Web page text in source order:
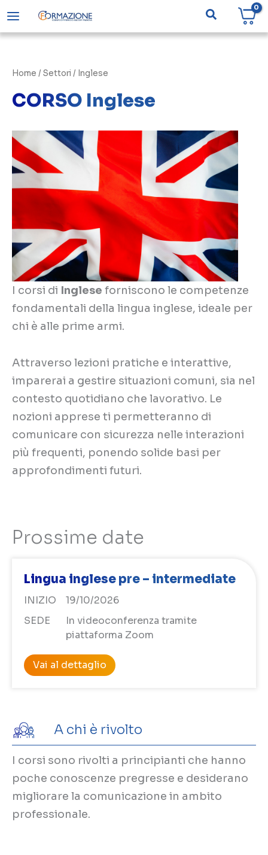
contenuto
Cerca
Home / Settori / Inglese
CORSO Inglese
I corsi di Inglese forniscono le competenze
fondamentali della lingua inglese, ideale per
chi è alle prime armi.
Attraverso lezioni pratiche e interattive,
imparerai a gestire situazioni comuni, sia nel
contesto quotidiano che lavorativo. Le
nozioni apprese ti permetteranno di
comunicare con sicurezza nelle interazioni
più frequenti, ponendo solide basi per
approfondimenti futuri.
Lingua inglese pre – intermediate
INIZIO
19/10/2026
SEDE
In videoconferenza tramite
piattaforma Zoom
Vai al dettaglio
A chi è rivolto
I corsi sono rivolti a principianti che hanno
poche conoscenze pregresse e desiderano
migliorare la comunicazione in ambito
professionale.